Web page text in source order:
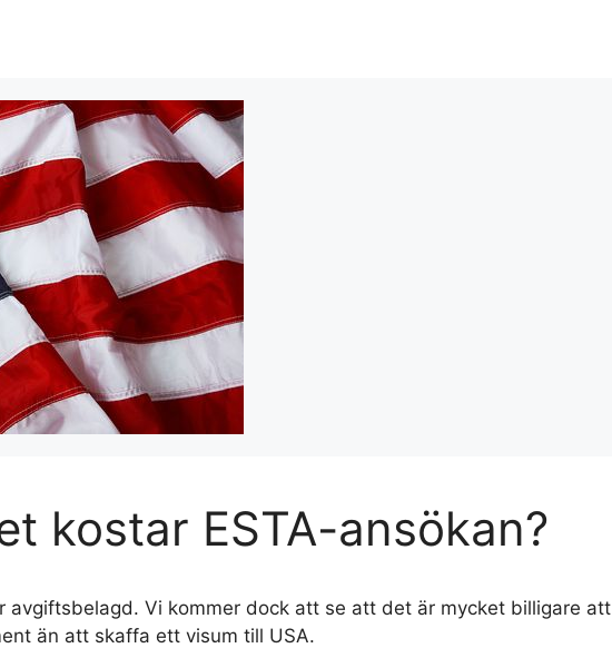
kostar ESTA-ansökan?
avgiftsbelagd. Vi kommer dock att se att det är mycket billigare att
än att skaffa ett visum till USA.